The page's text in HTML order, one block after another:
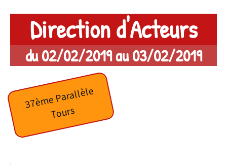
Direction d'Acteurs
du 02/02/2019 au 03/02/2019
37ème Parallèle
Tours